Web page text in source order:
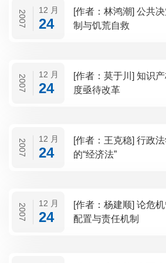
2007 12 月
24
[作者：林鸿潮] 公共决策中的民主机
制与饥荒自救
2007 12 月
24
[作者：莫于川] 知识产权行政保护制
度亟待改革
2007 12 月
24
[作者：王克稳] 行政法学视野中
的“经济法”
2007 12 月
24
[作者：杨建顺] 论危机管理中的权力
配置与责任机制